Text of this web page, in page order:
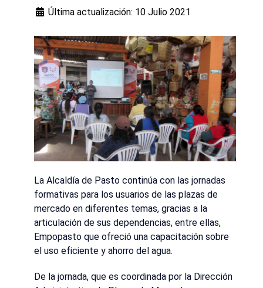
Última actualización: 10 Julio 2021
La Alcaldía de Pasto continúa con las jornadas
formativas para los usuarios de las plazas de
mercado en diferentes temas, gracias a la
articulación de sus dependencias, entre ellas,
Empopasto que ofreció una capacitación sobre
el uso eficiente y ahorro del agua.
De la jornada, que es coordinada por la Dirección